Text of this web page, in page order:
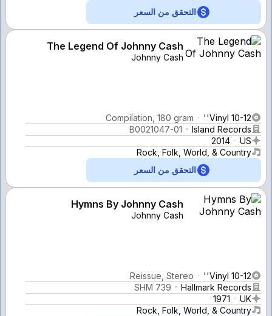
التحقق من السعر
The Legend Of Johnny Cash
Johnny Cash
Vinyl 10-12''
Compilation, 180 gram
Island Records
B0021047-01
US
2014
Rock, Folk, World, & Country
التحقق من السعر
Hymns By Johnny Cash
Johnny Cash
Vinyl 10-12''
Reissue, Stereo
Hallmark Records
SHM 739
UK
1971
Rock, Folk, World, & Country